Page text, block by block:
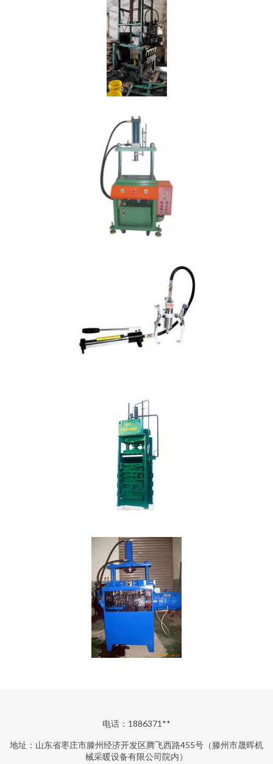
电话：1886371**
地址：山东省枣庄市滕州经济开发区腾飞西路455号（滕州市晟晖机
械采暖设备有限公司院内）